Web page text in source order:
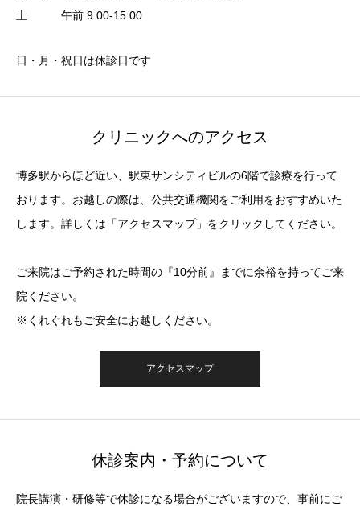
土 午前 9:00-15:00
日・月・祝日は休診日です
クリニックへのアクセス
博多駅からほど近い、駅東サンシティビルの6階で診療を行って
おります。お越しの際は、公共交通機関をご利用をおすすめいた
します。詳しくは「アクセスマップ」をクリックしてください。
ご来院はご予約された時間の『10分前』までに余裕を持ってご来
院ください。
※くれぐれもご安全にお越しください。
アクセスマップ
休診案内・予約について
院長講演・研修等で休診になる場合がございますので、事前にご